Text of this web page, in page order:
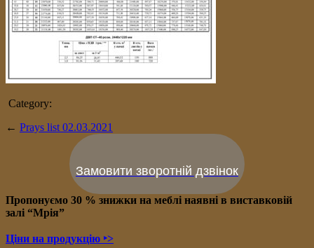
Category:
← Prays list 02.03.2021
Замовити зворотній дзвінок
Пропонуємо 30 % знижки на меблі наявні в виставковій
залі “Мрія”
Ціни на продукцію ‣>